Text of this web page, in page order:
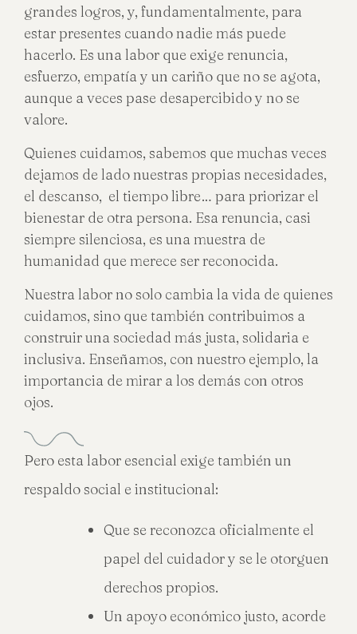
grandes logros, y, fundamentalmente, para
estar presentes cuando nadie más puede
hacerlo. Es una labor que exige renuncia,
esfuerzo, empatía y un cariño que no se agota,
aunque a veces pase desapercibido y no se
valore.
Quienes cuidamos, sabemos que muchas veces
dejamos de lado nuestras propias necesidades,
el descanso, el tiempo libre… para priorizar el
bienestar de otra persona. Esa renuncia, casi
siempre silenciosa, es una muestra de
humanidad que merece ser reconocida.
Nuestra labor no solo cambia la vida de quienes
cuidamos, sino que también contribuimos a
construir una sociedad más justa, solidaria e
inclusiva. Enseñamos, con nuestro ejemplo, la
importancia de mirar a los demás con otros
ojos.
Pero esta labor esencial exige también un
respaldo social e institucional:
Que se reconozca oficialmente el
papel del cuidador y se le otorguen
derechos propios.
Un apoyo económico justo, acorde